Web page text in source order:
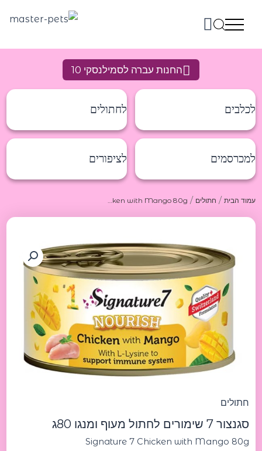
לתוכן
החנות עברה לסמילנסקי 10
לכלבים לחתולים
למכרסמים לציפורים
עמוד הבית/ חתולים / Signature 7 Chicken with Mango 80g סגנצור 7 שימורים לחתול מעוף ומנגו 80ג
חתולים
סגנצור 7 שימורים לחתול מעוף ומנגו 80ג
Signature 7 Chicken with Mango 80g
Signature
7
Chicken
with
Mango
80g
סגנצור
7
שימורים
לחתול
מעוף
ומנגו